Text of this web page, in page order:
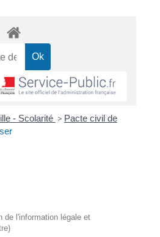
- Scolarité > Pacte civil de
de l'information légale et